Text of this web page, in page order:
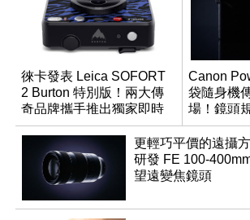
徠卡發表 Leica SOFORT
2 Burton 特別版！兩大傳
奇品牌攜手推出獨家即時
成像相機
Canon
袋隨身機
場！鏡頭
升級成為
更輕巧平價的遠攝
研發 FE 100-
望遠變焦鏡頭